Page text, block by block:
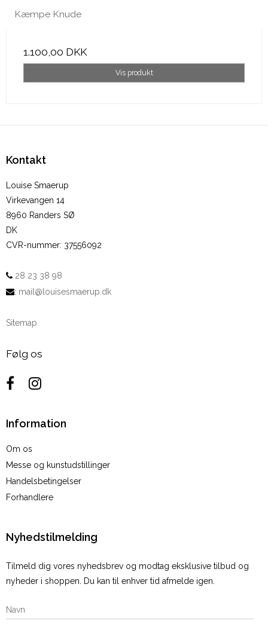
Kæmpe Knude
1.100,00 DKK
Vis produkt
Kontakt
Louise Smaerup
Virkevangen 14
8960 Randers SØ
DK
CVR-nummer: 37556092
28 23 38 98
: mail@louisesmaerup.dk
Sitemap
Følg os
Information
Om os
Messe og kunstudstillinger
Handelsbetingelser
Forhandlere
Nyhedstilmelding
Tilmeld dig vores nyhedsbrev og modtag eksklusive tilbud og
nyheder i shoppen. Du kan til enhver tid afmelde igen.